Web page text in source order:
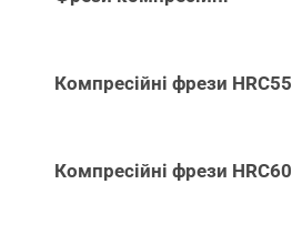
Компресійні фрези HRC55
Компресійні фрези HRC60